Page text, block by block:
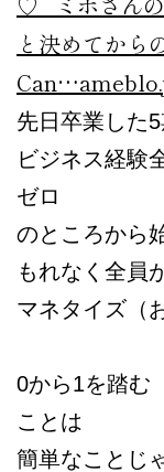
と決めてか
Can…
先日卒業した
ビジネス経験
ゼロ
のところから
もれなく全員
マネタイズ（
0から1を踏む
ことは
簡単なことじ